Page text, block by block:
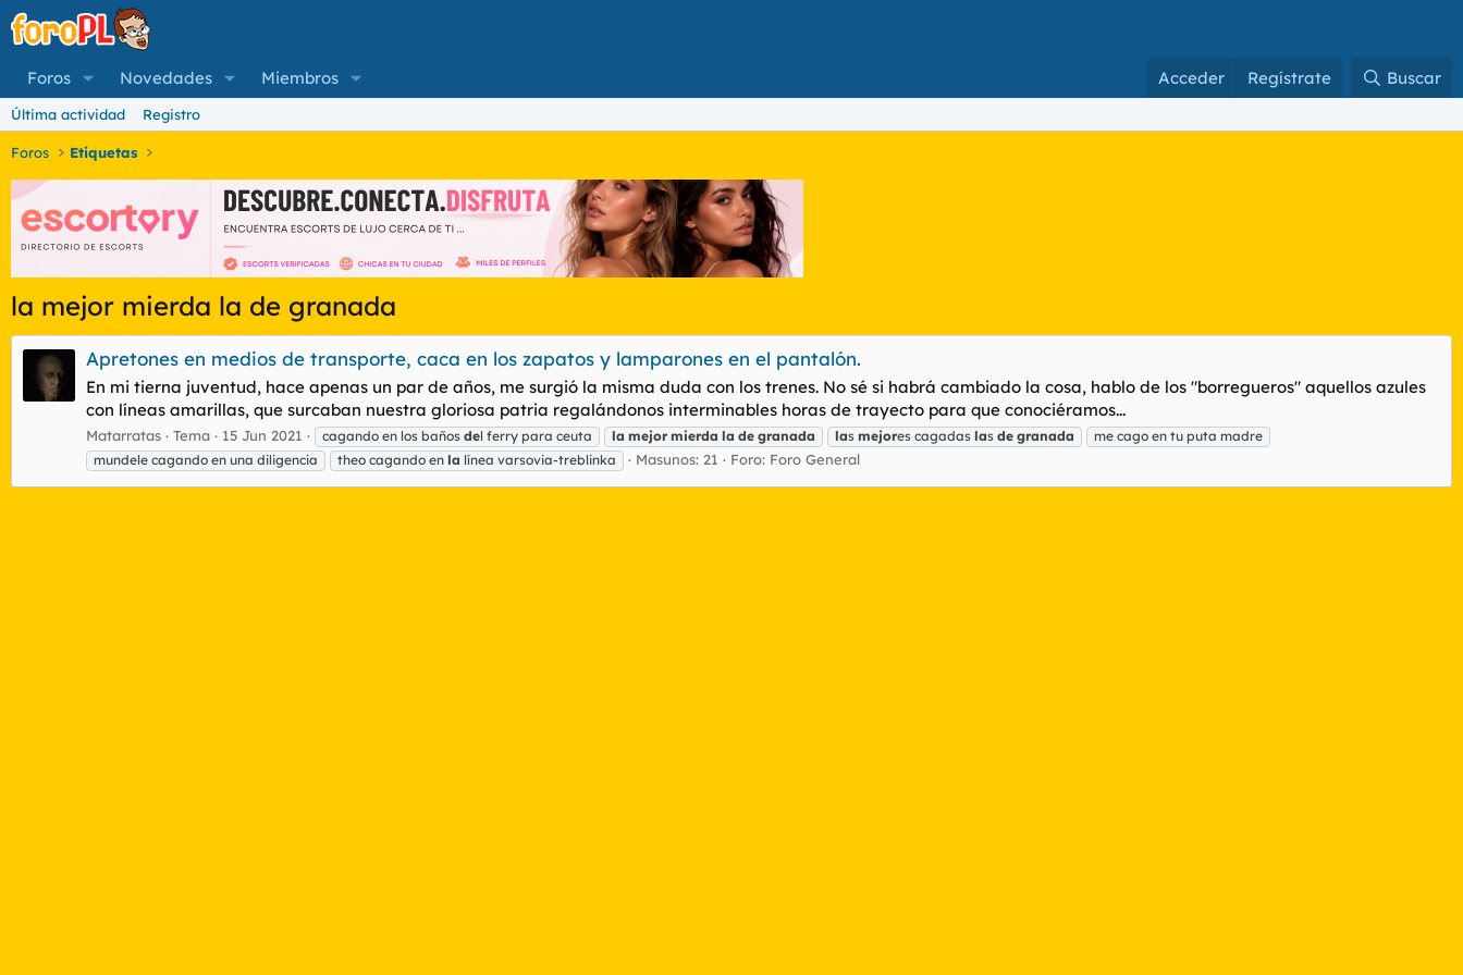
Foros Novedades Miembros Acceder Regístrate Buscar
Última actividad Registro
Foros Etiquetas
la mejor mierda la de granada
Apretones en medios de transporte, caca en los zapatos y lamparones en el pantalón.
En mi tierna juventud, hace apenas un par de años, me surgió la misma duda con los trenes. No sé si habrá cambiado la cosa, hablo de los "borregueros" aquellos azules
con líneas amarillas, que surcaban nuestra gloriosa patria regalándonos interminables horas de trayecto para que conociéramos...
Matarratas Tema 15 Jun 2021 cagando en los baños del ferry para ceuta la mejor mierda la de granada las mejores cagadas las de granada
me cago en tu puta madre
mundele cagando en una diligencia
theo cagando en la línea varsovia-treblinka Masunos: 21 Foro: Foro General